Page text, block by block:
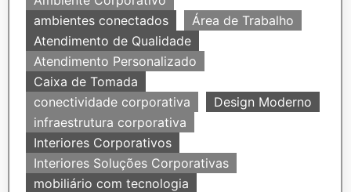
ambientes conectados
Área de Trabalho
Atendimento de Qualidade
Atendimento Personalizado
Caixa de Tomada
conectividade corporativa
Design Moderno
infraestrutura corporativa
Interiores Corporativos
Interiores Soluções Corporativas
mobiliário com tecnologia